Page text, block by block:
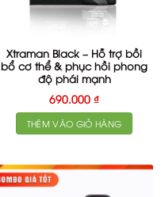
Xtraman Black – Hỗ trợ bồi
bổ cơ thể & phục hồi phong
độ phái mạnh
690.000 ₫
THÊM VÀO GIỎ HÀNG